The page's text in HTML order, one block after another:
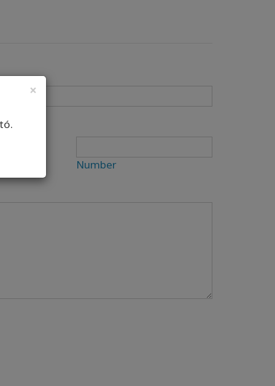
×
Number